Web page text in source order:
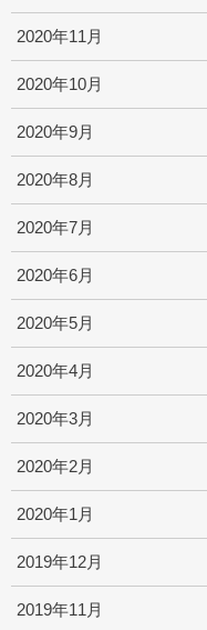
2020年11月
2020年10月
2020年9月
2020年8月
2020年7月
2020年6月
2020年5月
2020年4月
2020年3月
2020年2月
2020年1月
2019年12月
2019年11月